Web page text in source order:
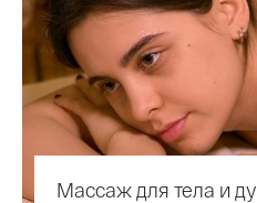
Массаж для тела и